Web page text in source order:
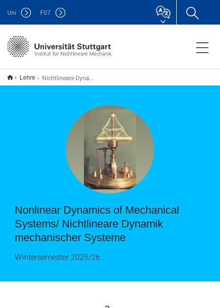
Institut für Nichtlineare Mechanik
Uni F07
Lehre Nichtlineare Dynamik mechanischer Systeme
Nonlinear Dynamics of Mechanical
Systems/ Nichtlineare Dynamik
mechanischer Systeme
Wintersemester 2025/26